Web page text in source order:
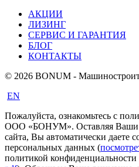
АКЦИИ
ЛИЗИНГ
СЕРВИС И ГАРАНТИЯ
БЛОГ
КОНТАКТЫ
© 2026 BONUM -
EN
Пожалуйста, ознакомьтесь с
ООО «БОНУМ». Оставляя Ваши
сайта, Вы автоматически даете
персональных данных (
политикой